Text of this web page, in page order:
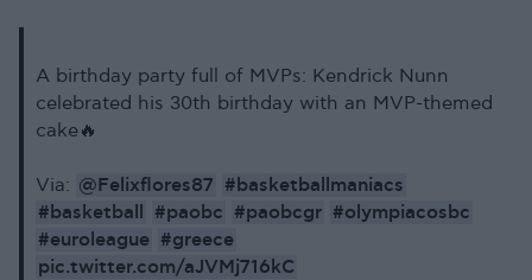
A birthday party full of MVPs: Kendrick Nunn
celebrated his 30th birthday with an MVP-themed
cake🔥
Via: @Felixflores87 #basketballmaniacs
#basketball #paobc #paobcgr #olympiacosbc
#euroleague #greece
pic.twitter.com/aJVMj716kC